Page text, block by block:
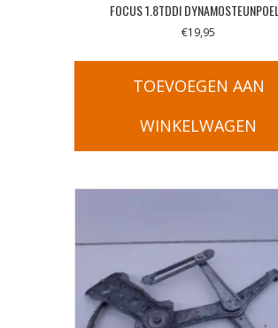
FOCUS 1.8TDDI
€19,95
TOEVOEGEN AAN
WINKELWAGEN